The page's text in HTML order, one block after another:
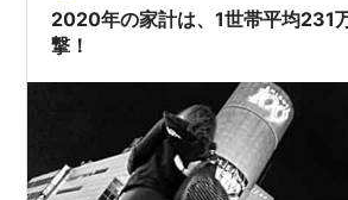
こ…
2020年の家計は、1世帯平均231
撃！